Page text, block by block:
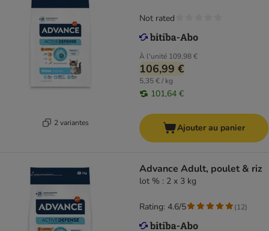
2 variantes
À l'unité 109,98 €
106,99 €
5,35 € / kg
101,64 €
Not rated
Ajouter au panier
Advance Adult, poulet & riz
lot % : 2 x 3 kg
Rating: 4.6/5 (12)